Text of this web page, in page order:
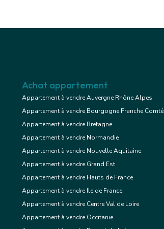
Achat appartement
Appartement à vendre Auvergne Rhône Alpes
Appartement à vendre Bourgogne Franche Comté
Appartement à vendre Bretagne
Appartement à vendre Normandie
Appartement à vendre Nouvelle Aquitaine
Appartement à vendre Grand Est
Appartement à vendre Hauts de France
Appartement à vendre Ile de France
Appartement à vendre Centre Val de Loire
Appartement à vendre Occitanie